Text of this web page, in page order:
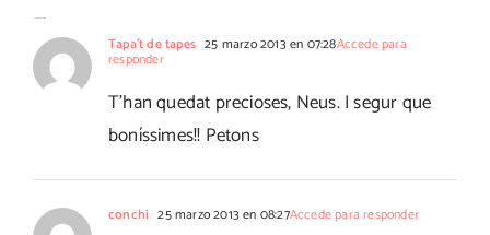
Tapa't de tapes 25 marzo 2013 en 07:28Accede para
responder
T'han quedat precioses, Neus. I segur que
boníssimes!! Petons
conchi 25 marzo 2013 en 08:27Accede para responder